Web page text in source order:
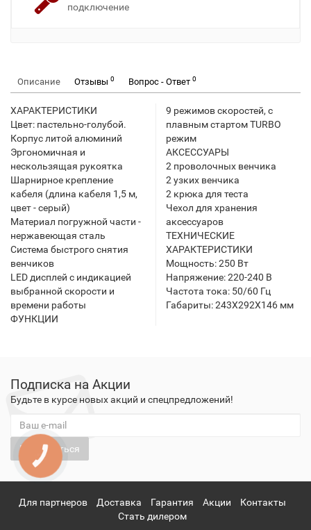
подключение
Описание Отзывы 0 Вопрос - Ответ 0
ХАРАКТЕРИСТИКИ
Цвет: пастельно-голубой.
Корпус литой алюминий
Эргономичная и
нескользящая рукоятка
Шарнирное крепление
кабеля (длина кабеля 1,5 м,
цвет - серый)
Материал погружной части -
нержавеющая сталь
Система быстрого снятия
венчиков
LED дисплей с индикацией
выбранной скорости и
времени работы
ФУНКЦИИ
9 режимов скоростей, с
плавным стартом TURBO
режим
АКСЕССУАРЫ
2 проволочных венчика
2 узких венчика
2 крюка для теста
Чехол для хранения
аксессуаров
ТЕХНИЧЕСКИЕ
ХАРАКТЕРИСТИКИ
Мощность: 250 Вт
Напряжение: 220-240 В
Частота тока: 50/60 Гц
Габариты: 243X292X146 мм
Подписка на Акции
Будьте в курсе новых акций и спецпредложений!
Подписаться
Для партнеров Доставка Гарантия Акции
Контакты
Стать дилером
КНОПКА
ЗВ'ЯЗКУ